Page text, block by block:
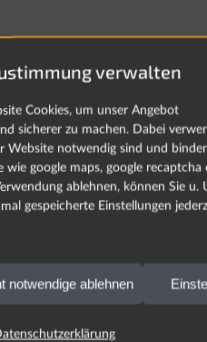
verwalten
Cookies, um unser Angebot
sicherer zu machen. Dabei
Website notwendig sind und
wie google maps, google recaptcha
ablehnen, können Sie u.
gespeicherte Einstellungen
notwendige ablehnen